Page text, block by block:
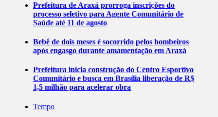
Prefeitura de Araxá prorroga inscrições do
processo seletivo para Agente Comunitário de
Saúde até 11 de agosto
Bebê de dois meses é socorrido pelos bombeiros
após engasgo durante amamentação em Araxá
Prefeitura inicia construção do Centro Esportivo
Comunitário e busca em Brasília liberação de R$
1,5 milhão para acelerar obra
Tempo